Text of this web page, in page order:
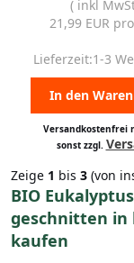
( inkl
21,99 EUR
Lieferzeit:1-3
In den
Versandkostenfrei
sonst zzgl.
Zeige 1 bis 3 (von
BIO
geschnitten in
kaufen